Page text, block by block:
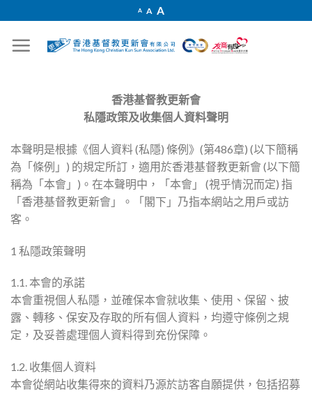
content
ADecrease
size.
AReset
size.
AIncrease
font
size.
香港基督教更新會
私隱政策及收集個人資料聲明
本聲明是根據《個人資料 (私隱) 條例》(第486章) (以下簡稱
為「條例」) 的規定所訂，適用於香港基督教更新會 (以下簡
稱為「本會」)。在本聲明中，「本會」 (視乎情況而定) 指
「香港基督教更新會」。「閣下」乃指本網站之用戶或訪
客。
1 私隱政策聲明
1.1. 本會的承諾
本會重視個人私隱，並確保本會就收集、使用、保留、披
露、轉移、保安及存取的所有個人資料，均遵守條例之規
定，及妥善處理個人資料得到充份保障。
1.2. 收集個人資料
本會從網站收集得來的資料乃源於訪客自願提供，包括招募